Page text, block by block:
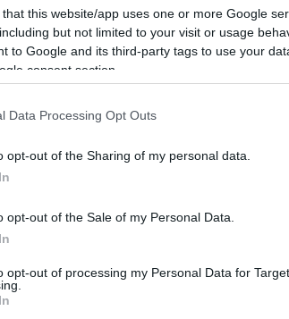
that this website/app uses one or more Google
but not limited to your visit or usage
to Google and its third-party tags to use your
consent section.
Data Processing Opt Outs
opt-out of the Sharing of my personal data.
opt-out of the Sale of my Personal Data.
opt-out of processing my Personal Data for
alapos késések
a menetrendhez
a rendkívüli kánikula,
pedig újra
a ceglédi vonalon,
fizetéslevonást
A jászsági fideszes
szavazásokról, de